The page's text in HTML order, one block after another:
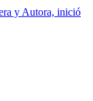
y Autora, inició